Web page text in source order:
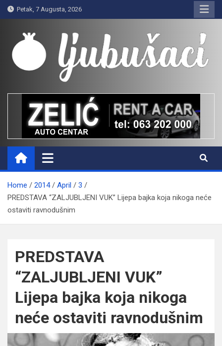
Skip
to
content
Petak, 7 Augusta, 2026
Ljubušaci
Svom voljenom gradu
Home 2014 April
3
PREDSTAVA “ZALJUBLJENI VUK” Lijepa bajka koja nikoga neće
ostaviti ravnodušnim
PREDSTAVA
“ZALJUBLJENI VUK”
Lijepa bajka koja nikoga
neće ostaviti ravnodušnim